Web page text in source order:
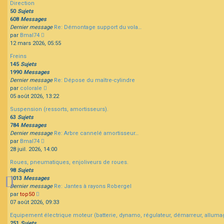
Direction
50 Sujets
608 Messages
Dernier message Re: Démontage support du vola…
par Bmal74
le
12 mars 2026, 05:55
Freins
145 Sujets
1990Messages
Dernier message Re: Dépose du maître-cylindre
par colorale
le
message
05 août 2026, 13:22
Suspension (ressorts, amortisseurs).
63 Sujets
784 Messages
Dernier message Re: Arbre cannelé amortisseur…
par Bmal74
le
message
28 juil. 2026, 14:00
Roues, pneumatiques, enjoliveurs de roues.
98 Sujets
1013 Messages
Dernier message Re: Jantes à rayons Robergel
par top50
le
message
07 août 2026, 09:33
Equipement électrique moteur (batterie, dynamo, régulateur, démarreur,